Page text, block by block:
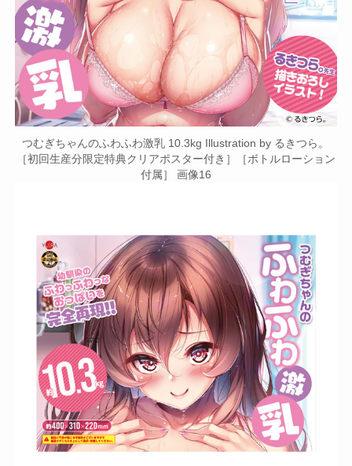
つむぎちゃんのふわふわ激乳 10.3kg Illustration by るきつら。
［初回生産分限定特典クリアポスター付き］［ボトルローション
付属］ 画像16